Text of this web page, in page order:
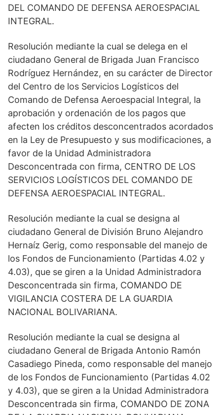
DEL COMANDO DE DEFENSA AEROESPACIAL
INTEGRAL.
Resolución mediante la cual se delega en el
ciudadano General de Brigada Juan Francisco
Rodríguez Hernández, en su carácter de Director
del Centro de los Servicios Logísticos del
Comando de Defensa Aeroespacial Integral, la
aprobación y ordenación de los pagos que
afecten los créditos desconcentrados acordados
en la Ley de Presupuesto y sus modificaciones, a
favor de la Unidad Administradora
Desconcentrada con firma, CENTRO DE LOS
SERVICIOS LOGÍSTICOS DEL COMANDO DE
DEFENSA AEROESPACIAL INTEGRAL.
Resolución mediante la cual se designa al
ciudadano General de División Bruno Alejandro
Hernaíz Gerig, como responsable del manejo de
los Fondos de Funcionamiento (Partidas 4.02 y
4.03), que se giren a la Unidad Administradora
Desconcentrada sin firma, COMANDO DE
VIGILANCIA COSTERA DE LA GUARDIA
NACIONAL BOLIVARIANA.
Resolución mediante la cual se designa al
ciudadano General de Brigada Antonio Ramón
Casadiego Pineda, como responsable del manejo
de los Fondos de Funcionamiento (Partidas 4.02
y 4.03), que se giren a la Unidad Administradora
Desconcentrada sin firma, COMANDO DE ZONA